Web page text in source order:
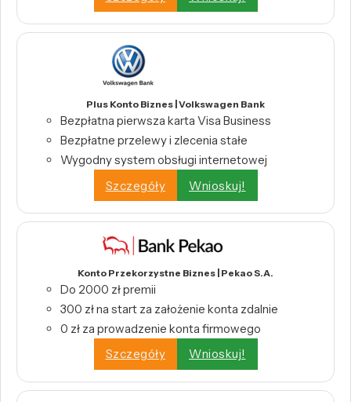
Plus Konto Biznes | Volkswagen Bank
Bezpłatna pierwsza karta Visa Business
Bezpłatne przelewy i zlecenia stałe
Wygodny system obsługi internetowej
Szczegóły
Wnioskuj!
Konto Przekorzystne Biznes | Pekao S.A.
Do 2000 zł premii
300 zł na start za założenie konta zdalnie
0 zł za prowadzenie konta firmowego
Szczegóły
Wnioskuj!